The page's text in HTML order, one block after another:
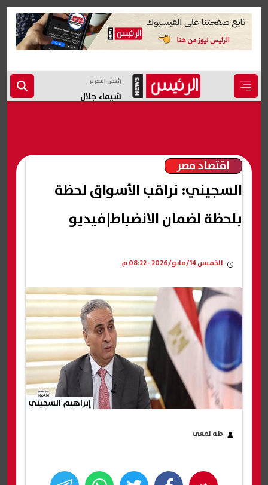
رئيس التحرير
شيماء جلال
اقتصاد مصر
السجيني: نراقب الأسواق لحظة
بلحظة لضمان الانضباط|فيديو
الخميس 14/مايو/2026 - 08:22 م
إبراهيم السجيني
طه لمعي